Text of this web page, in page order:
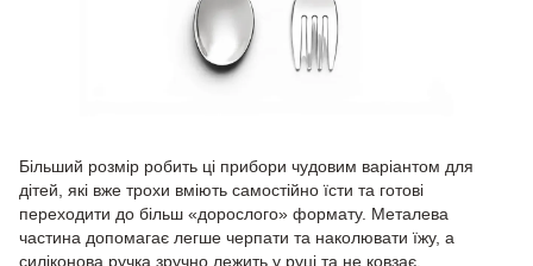
Більший розмір робить ці прибори чудовим варіантом для
дітей, які вже трохи вміють самостійно їсти та готові
переходити до більш «дорослого» формату. Металева
частина допомагає легше черпати та наколювати їжу, а
силіконова ручка зручно лежить у руці та не ковзає.